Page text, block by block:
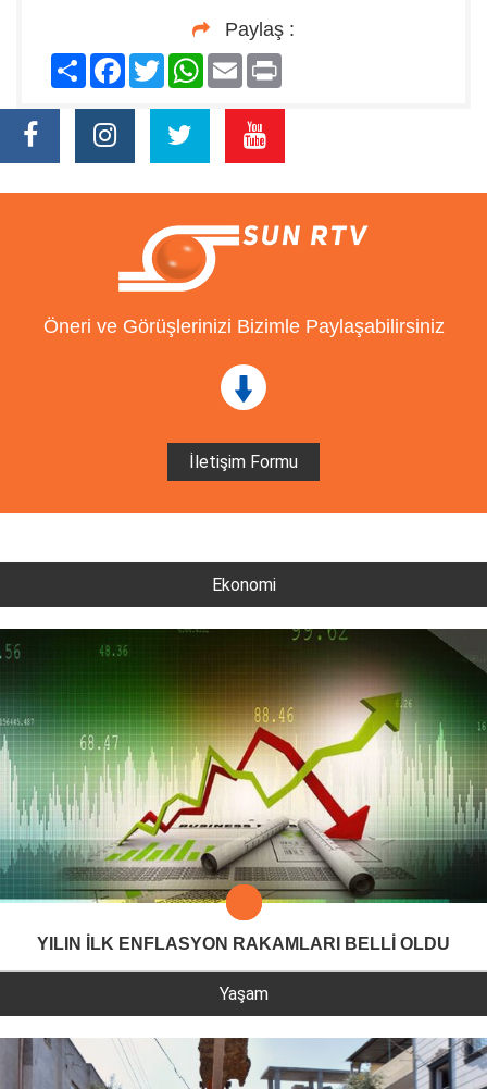
Paylaş :
PaylaşFacebook
TwitterWhatsApp
Email
Öneri ve Görüşlerinizi Bizimle Paylaşabilirsiniz
İletişim Formu
Ekonomi
YILIN İLK ENFLASYON RAKAMLARI BELLİ OLDU
Yaşam